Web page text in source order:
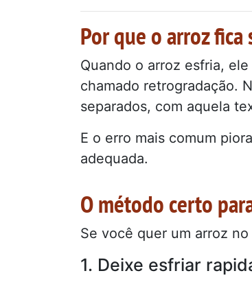
Por que o arroz
Quando o arroz esfria,
chamado retrogradação.
separados, com aquela
E o erro mais comum
adequada.
O método certo
Se você quer um arroz
1. Deixe esfriar